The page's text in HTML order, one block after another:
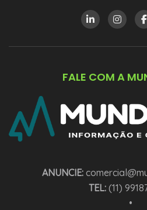
FALE COM A
ANUNCIE:
TEL:(11)
•